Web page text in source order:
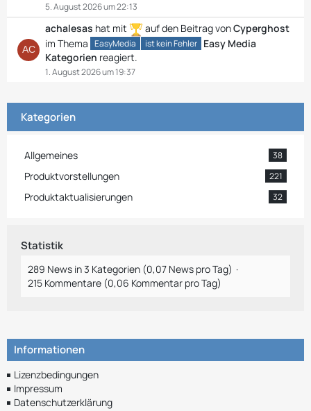
5. August 2026 um 22:13
achalesas hat mit auf den Beitrag vonCyperghost
im Thema EasyMedia ist kein Fehler Easy Media
Kategorien reagiert.
1. August 2026 um 19:37
Kategorien
Allgemeines 38
Produktvorstellungen 221
Produktaktualisierungen 32
Statistik
289 News in 3 Kategorien (0,07 News pro Tag)
215 Kommentare (0,06 Kommentar pro Tag)
Informationen
Lizenzbedingungen
Impressum
Datenschutzerklärung